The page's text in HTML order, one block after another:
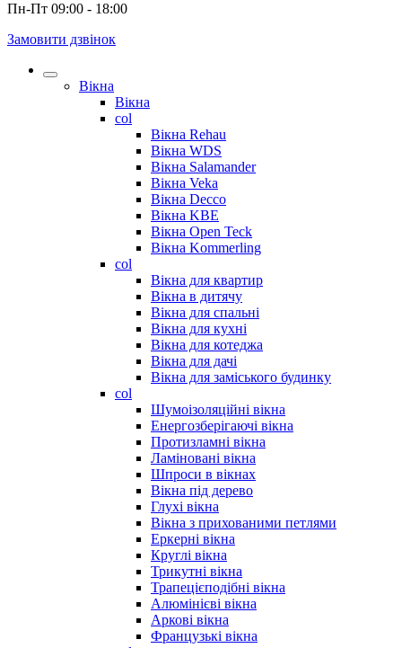
Пн-Пт 09:00 - 18:00
Замовити дзвінок
Вікна
Вікна
col
Вікна Rehau
Вікна WDS
Вікна Salamander
Вікна Veka
Вікна Decco
Вікна KBE
Вікна Open Teck
Вікна Kommerling
col
Вікна для квартир
Вікна в дитячу
Вікна для спальні
Вікна для кухні
Вікна для котеджа
Вікна для дачі
Вікна для заміського будинку
col
Шумоізоляційні вікна
Енергозберігаючі вікна
Протизламні вікна
Ламіновані вікна
Шпроси в вікнах
Вікна під дерево
Глухі вікна
Вікна з прихованими петлями
Еркерні вікна
Круглі вікна
Трикутні вікна
Трапецієподібні вікна
Алюмінієві вікна
Аркові вікна
Французькі вікна